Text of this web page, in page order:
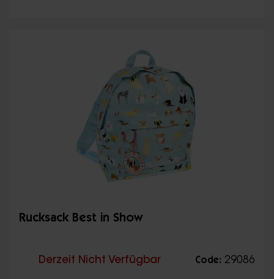
Rucksack Best in Show
Derzeit Nicht Verfügbar Code: 29086